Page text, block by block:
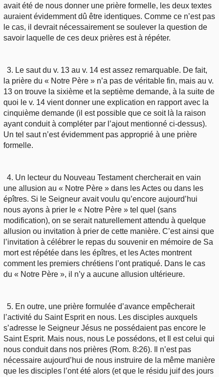
avait été de nous donner une prière formelle, les deux textes
auraient évidemment dû être identiques. Comme ce n’est pas
le cas, il devrait nécessairement se soulever la question de
savoir laquelle de ces deux prières est à répéter.
3. Le saut du v. 13 au v. 14 est assez remarquable. De fait,
la prière du « Notre Père » n’a pas de véritable fin, mais au v.
13 on trouve la sixième et la septième demande, à la suite de
quoi le v. 14 vient donner une explication en rapport avec la
cinquième demande (il est possible que ce soit là la raison
ayant conduit à compléter par l’ajout mentionné ci-dessus).
Un tel saut n’est évidemment pas approprié à une prière
formelle.
4. Un lecteur du Nouveau Testament chercherait en vain
une allusion au « Notre Père » dans les Actes ou dans les
épîtres. Si le Seigneur avait voulu qu’encore aujourd’hui
nous ayons à prier le « Notre Père » tel quel (sans
modification), on se serait naturellement attendu à quelque
allusion ou invitation à prier de cette manière. C’est ainsi que
l’invitation à célébrer le repas du souvenir en mémoire de Sa
mort est répétée dans les épîtres, et les Actes montrent
comment les premiers chrétiens l’ont pratiqué. Dans le cas
du « Notre Père », il n’y a aucune allusion ultérieure.
5. En outre, une prière formulée d’avance empêcherait
l’activité du Saint Esprit en nous. Les disciples auxquels
s’adresse le Seigneur Jésus ne possédaient pas encore le
Saint Esprit. Mais nous, nous Le possédons, et Il est celui qui
nous conduit dans nos prières (Rom. 8:26). Il n’est pas
nécessaire aujourd’hui de nous instruire de la même manière
que les disciples l’ont été alors (et que le résidu juif des jours